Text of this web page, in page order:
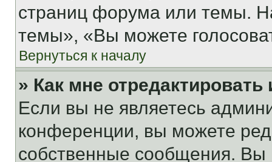
страниц форума или темы.
темы», «Вы можете
Вернуться к началу
» Как мне
Если вы не являетесь
конференции, вы можете
собственные сообщения. Вы